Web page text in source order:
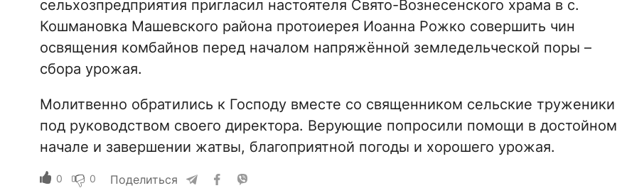
сельхозпредприятия пригласил настоятеля Свято-Вознесенского храма в с.
Кошмановка Машевского района протоиерея Иоанна Рожко совершить чин
освящения комбайнов перед началом напряжённой земледельческой поры –
сбора урожая.
Молитвенно обратились к Господу вместе со священником сельские труженики
под руководством своего директора. Верующие попросили помощи в достойном
начале и завершении жатвы, благоприятной погоды и хорошего урожая.
0 0 Поделиться